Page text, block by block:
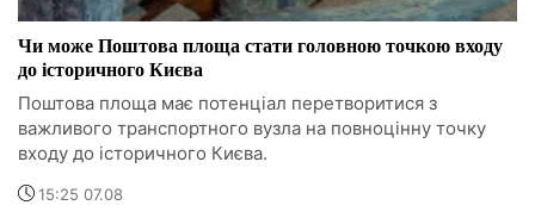
Чи може Поштова площа стати головною точкою входу
до історичного Києва
Поштова площа має потенціал перетворитися з
важливого транспортного вузла на повноцінну точку
входу до історичного Києва.
15:25 07.08